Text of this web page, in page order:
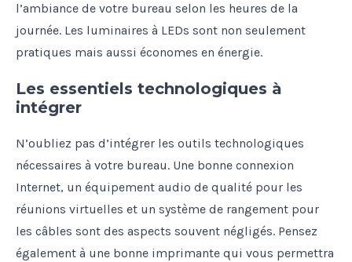
l’ambiance de votre bureau selon les heures de la
journée. Les luminaires à LEDs sont non seulement
pratiques mais aussi économes en énergie.
Les essentiels technologiques à
intégrer
N’oubliez pas d’intégrer les outils technologiques
nécessaires à votre bureau. Une bonne connexion
Internet, un équipement audio de qualité pour les
réunions virtuelles et un système de rangement pour
les câbles sont des aspects souvent négligés. Pensez
également à une bonne imprimante qui vous permettra